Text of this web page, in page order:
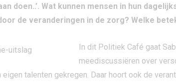
doen..’. Wat kunnen mensen in hun
de veranderingen in de zorg? Welke
In dit Politiek Café gaat
meediscussiëren over
talenten gekregen. Daar hoort ook de